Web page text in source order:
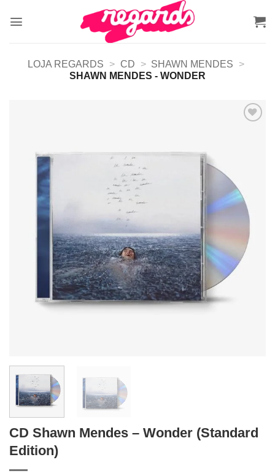
LOJA REGARDS > CD > SHAWN MENDES
>
SHAWN MENDES - WONDER
CD Shawn Mendes – Wonder (Standard
Edition)